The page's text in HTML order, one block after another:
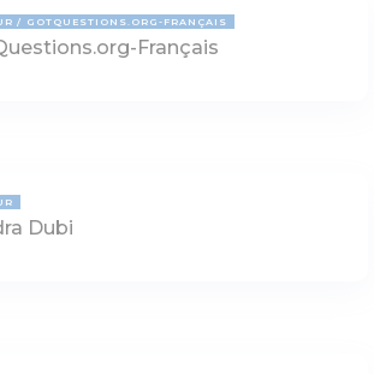
GOTQUESTIONS.ORG-FRANÇAIS
Français
Dubi